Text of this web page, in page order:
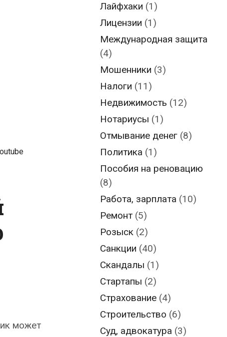
может
Лайфхаки (1)
Лицензии (1)
Международная защита
(4)
Мошенники (3)
Налоги (11)
Недвижимость (12)
Нотариусы (1)
Отмывание денег (8)
Политика (1)
Пособия на реновацию
(8)
Работа, зарплата (10)
Ремонт (5)
Розыск (2)
Санкции (40)
Скандалы (1)
Стартапы (2)
Страхование (4)
Строительство (6)
Суд, адвокатура (3)